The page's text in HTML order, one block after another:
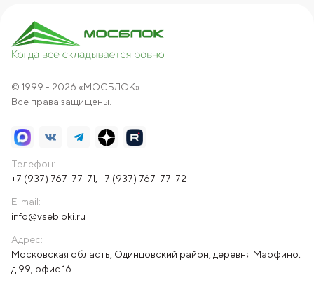
© 1999 - 2026 «МОСБЛОК».
Все права защищены.
Телефон:
+7 (937) 767-77-71, +7 (937) 767-77-72
E-mail:
info@vsebloki.ru
Адрес:
Московская область, Одинцовский район, деревня Марфино,
д.99, офис 16